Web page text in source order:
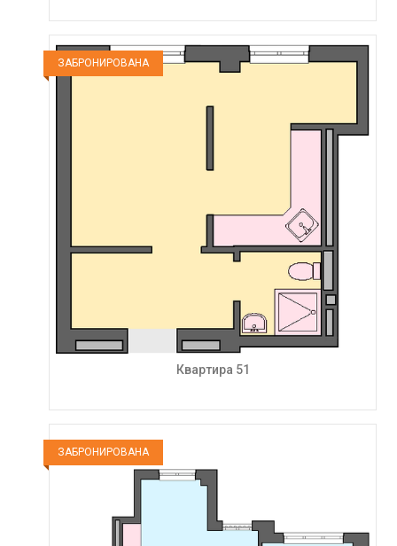
ЗАБРОНИРОВАНА
Квартира 51
ЗАБРОНИРОВАНА